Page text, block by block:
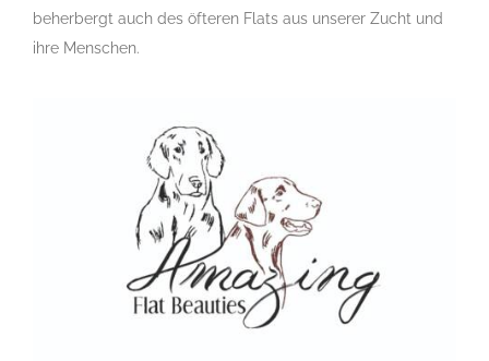
beherbergt auch des öfteren Flats aus unserer Zucht und
ihre Menschen.